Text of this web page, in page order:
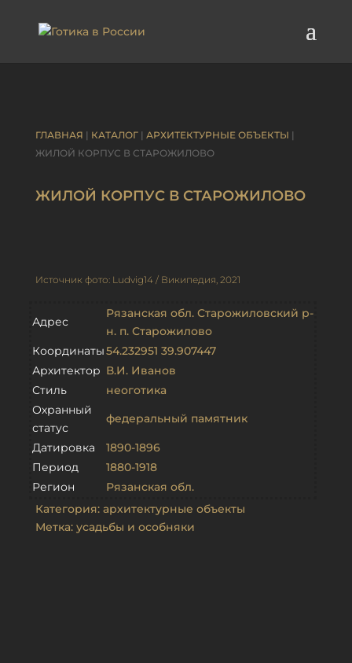
ГЛАВНАЯ | КАТАЛОГ| АРХИТЕКТУРНЫЕ ОБЪЕКТЫ |
ЖИЛОЙ КОРПУС В СТАРОЖИЛОВО
ЖИЛОЙ КОРПУС В СТАРОЖИЛОВО
Источник фото: Ludvig14 / Википедия, 2021
Адрес
Рязанская обл. Старожиловский р-
н. п. Старожилово
Координаты54.232951 39.907447
Архитектор В.И. Иванов
Стиль
неоготика
Охранный
статус
федеральный памятник
Датировка
1890-1896
Период
1880-1918
Регион
Рязанская обл.
Категория: архитектурные объекты
Метка: усадьбы и особняки